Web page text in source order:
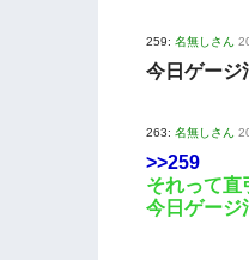
259: 名無しさん
今日ゲージ
263: 名無しさん
>>259
それって直
今日ゲージ